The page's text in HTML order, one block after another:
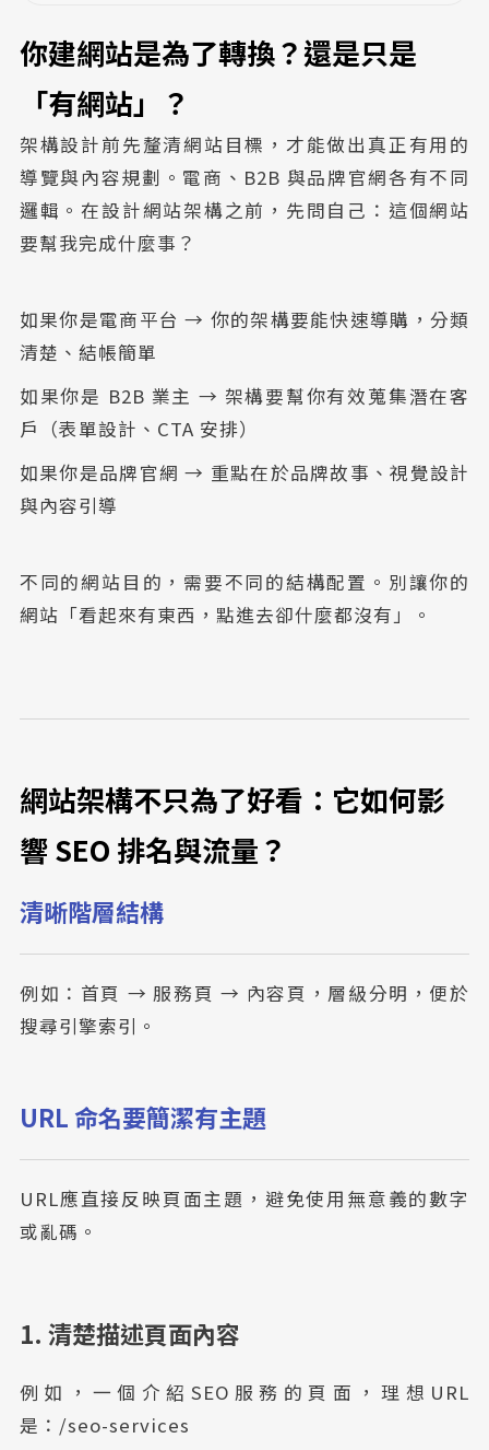
你建網站是為了轉換？還是只是
「有網站」？
架構設計前先釐清網站目標，才能做出真正有用的
導覽與內容規劃。電商、B2B 與品牌官網各有不同
邏輯。在設計網站架構之前，先問自己：這個網站
要幫我完成什麼事？
如果你是電商平台 → 你的架構要能快速導購，分類
清楚、結帳簡單
如果你是 B2B 業主 → 架構要幫你有效蒐集潛在客
戶（表單設計、CTA 安排）
如果你是品牌官網 → 重點在於品牌故事、視覺設計
與內容引導
不同的網站目的，需要不同的結構配置。別讓你的
網站「看起來有東西，點進去卻什麼都沒有」。
網站架構不只為了好看：它如何影
響 SEO 排名與流量？
清晰階層結構
例如：首頁 → 服務頁 → 內容頁，層級分明，便於
搜尋引擎索引。
URL 命名要簡潔有主題
URL應直接反映頁面主題，避免使用無意義的數字
或亂碼。
1. 清楚描述頁面內容
例如，一個介紹SEO服務的頁面，理想URL
是：/seo-services